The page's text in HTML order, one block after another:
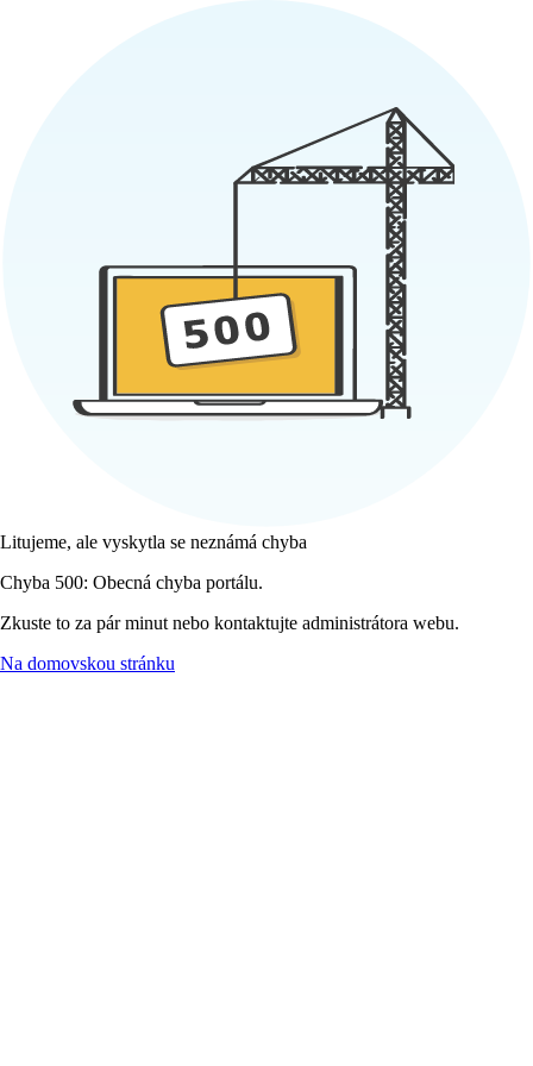
Litujeme, ale vyskytla se neznámá chyba
Chyba 500: Obecná chyba portálu.
Zkuste to za pár minut nebo kontaktujte administrátora webu.
Na domovskou stránku